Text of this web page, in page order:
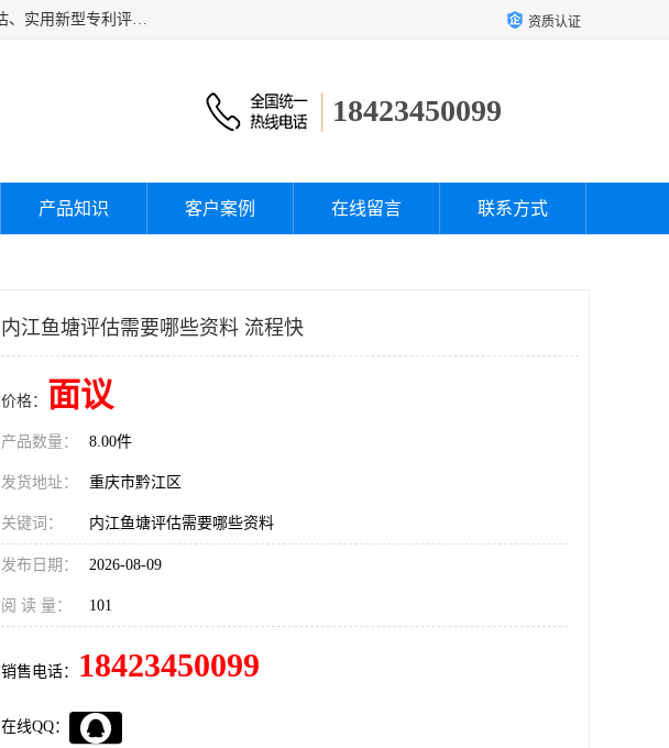
海润资产评估公司从事厂房拆迁评估、厂房资产评估、无形资产评估、房屋资产评估、企业停产停业损失评估、实用新型专利评估、果园资产评估、盆景价值评估、鱼塘资产评估等资产评估；从成立至今我司已经服务了全国几千家公司企业和事业单位，我们有着丰富的房屋、厂房、园林、企业拆迁等评估经验。 资质认证
18423450099
产品知识 客户案例 在线留言 联系方式
内江鱼塘评估需要哪些资料 流程快
价格： 面议
产品数量： 8.00件
发货地址： 重庆市黔江区
关键词： 内江鱼塘评估需要哪些资料
发布日期： 2026-08-09
阅 读 量： 101
销售电话： 18423450099
在线QQ：